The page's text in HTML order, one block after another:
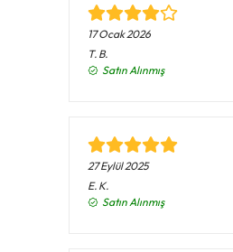
17 Ocak 2026
T. B.
Satın Alınmış
27 Eylül 2025
E. K.
Satın Alınmış